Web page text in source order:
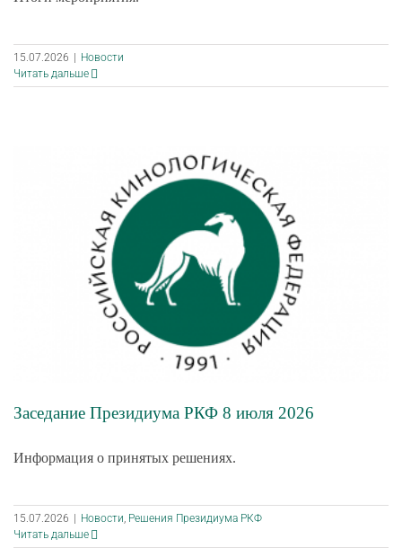
15.07.2026
Новости
Читать дальше
Заседание Президиума РКФ 8 июля 2026
Информация о принятых решениях.
15.07.2026 | Новости Решения Президиума РКФ
Читать дальше